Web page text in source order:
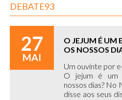
DEBATE93
27
MAI
O JEJUM É UM
OS NOSSOS
Um ouvinte por
O jejum é um
nossos dias? No
disse aos seus